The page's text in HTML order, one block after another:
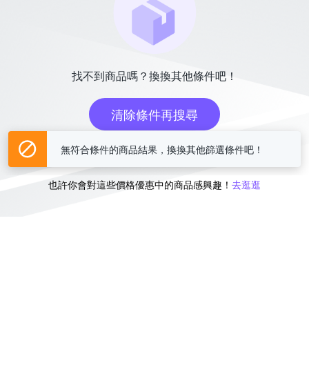
找不到商品嗎？換換其他條件吧！
清除條件再搜尋
或
也許你會對這些價格優惠中的商品感興趣！ 去逛逛
無符合條件的商品結果，換換其他篩選條件吧！